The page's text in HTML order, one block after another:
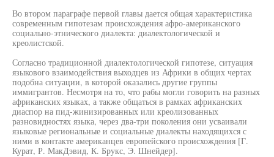
Во втором параграфе первой главы дается общая характеристика
современным гипотезам происхождения афро-американского
социально-этнического диалекта: диалектологической и
креолистской.
Согласно традиционной диалектологической гипотезе, ситуация
языкового взаимодействия выходцев из Африки в общих чертах
подобна ситуации, в которой оказались другие группы
иммигрантов. Несмотря на то, что рабы могли говорить на разных
африканских языках, а также общаться в рамках африканских
диаспор на пид-жинизированных или креолизованных
разновидностях языка, через два-три поколения они усваивали
языковые региональные и социальные диалекты находящихся с
ними в контакте американцев европейского происхождения [Г.
Курат, Р. МакДэвид, К. Брукс, Э. Шнейдер].